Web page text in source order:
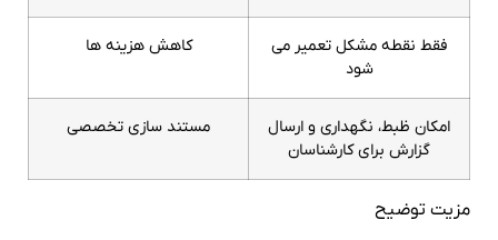
فقط نقطه مشکل تعمیر می
شود
کاهش هزینه ها
امکان ظبط، نگهداری و ارسال
گزارش برای کارشناسان
مستند سازی تخصصی
مزیت توضیح